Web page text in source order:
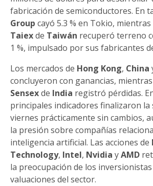
fabricación de semiconductores. En
Group cayó 5.3 % en Tokio,
Taiexde Taiwán recuperó terreno
1 %, impulsado por sus fabricantes
Los mercados de Hong Kong, China
concluyeron con ganancias,
Sensexde India registró pérdidas.
principales indicadores finalizaron la
viernes prácticamente sin cambios,
la presión sobre compañías
inteligencia artificial. Las acciones de
Technology, Intel, Nvidia yAMD
la preocupación de los
valuaciones del sector.